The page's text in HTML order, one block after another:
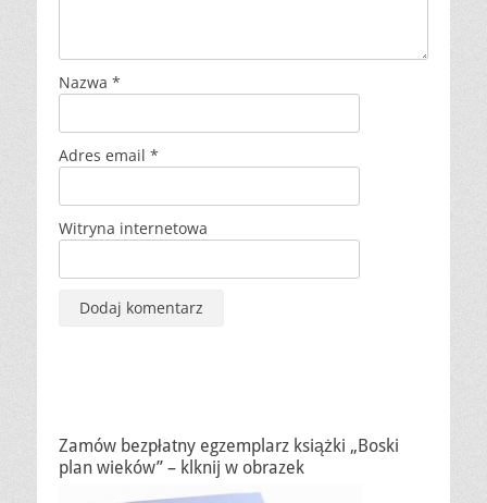
Nazwa *
Adres email *
Witryna internetowa
Zamów bezpłatny egzemplarz książki „Boski
plan wieków” – klknij w obrazek